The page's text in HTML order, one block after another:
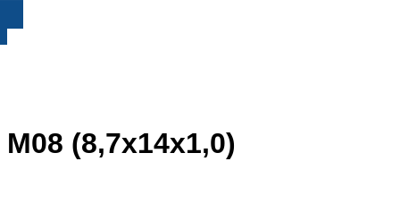
(8,7х14х1,0)